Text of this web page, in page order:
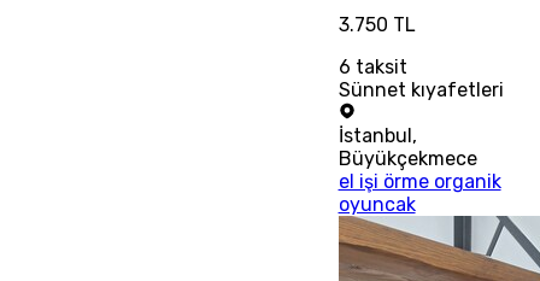
3.750 TL
6 taksit
Sünnet kıyafetleri
İstanbul,
Büyükçekmece
el işi örme organik
oyuncak